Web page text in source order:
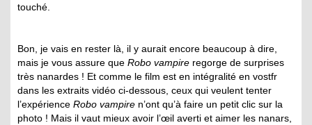
touché.
Bon, je vais en rester là, il y aurait encore beaucoup à dire,
mais je vous assure que Robo vampire regorge de surprises
très nanardes ! Et comme le film est en intégralité en vostfr
dans les extraits vidéo ci-dessous, ceux qui veulent tenter
l’expérience Robo vampire n’ont qu’à faire un petit clic sur la
photo ! Mais il vaut mieux avoir l’œil averti et aimer les nanars,